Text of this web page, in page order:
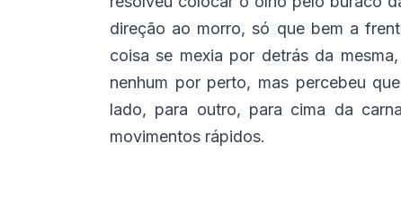
direção ao morro, só que bem a
coisa se mexia por detrás da
nenhum por perto, mas percebeu
lado, para outro, para cima da
movimentos rápidos.